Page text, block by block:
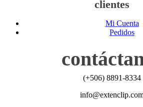
clientes
Mi Cuenta
Pedidos
(+506) 8891-8334